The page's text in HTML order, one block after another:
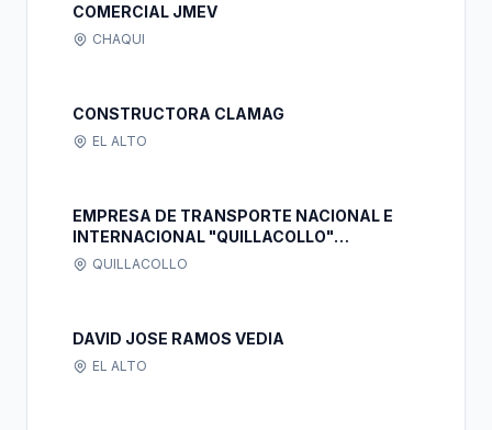
COMERCIAL JMEV
CHAQUI
CONSTRUCTORA CLAMAG
EL ALTO
EMPRESA DE TRANSPORTE NACIONAL E
INTERNACIONAL "QUILLACOLLO"
SOCIEDAD DE RESPONSABILIDAD LIMITADA
QUILLACOLLO
DAVID JOSE RAMOS VEDIA
EL ALTO